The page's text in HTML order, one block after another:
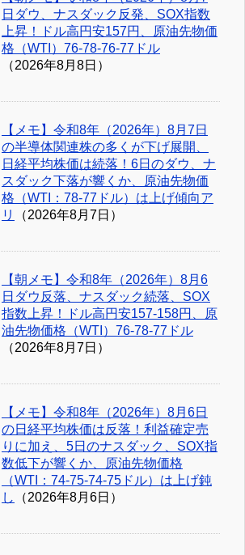
日ダウ、ナスダック反発、SOX指数
上昇！ドル高円安157円、原油先物価
格（WTI）76-78-76-77ドル
（2026年8月8日）
【メモ】令和8年（2026年）8月7日
の半導体関連株の多くが下げ展開、
日経平均株価は続落！6日のダウ、ナ
スダック下落が響くか、原油先物価
格（WTI：78-77ドル）は上げ傾向ア
リ
（2026年8月7日）
【朝メモ】令和8年（2026年）8月6
日ダウ反落、ナスダック続落、SOX
指数上昇！ドル高円安157-158円、原
油先物価格（WTI）76-78-77ドル
（2026年8月7日）
【メモ】令和8年（2026年）8月6日
の日経平均株価は反落！利益確定売
りに加え、5日のナスダック、SOX指
数低下が響くか、原油先物価格
（WTI：74-75-74-75ドル）は上げ鈍
し
（2026年8月6日）